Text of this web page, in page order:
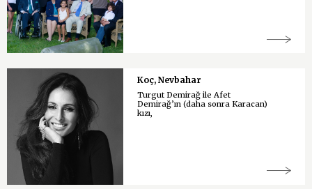
Koç, Nevbahar
Turgut Demirağ ile Afet
Demirağ’ın (daha sonra Karacan)
kızı,